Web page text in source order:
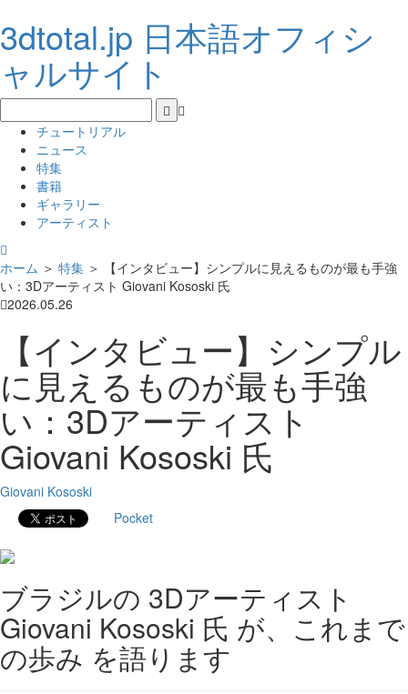
3dtotal.jp 日本語オフィシ
ャルサイト
チュートリアル
ニュース
特集
書籍
ギャラリー
アーティスト
ホーム ＞ 特集 ＞
【インタビュー】シンプルに見えるものが最も手強
い：3Dアーティスト Giovani Kososki 氏
2026.05.26
【インタビュー】シンプル
に見えるものが最も手強
い：3Dアーティスト
Giovani Kososki 氏
Giovani Kososki
Pocket
ブラジルの 3Dアーティスト
Giovani Kososki 氏 が、これまで
の歩み を語ります